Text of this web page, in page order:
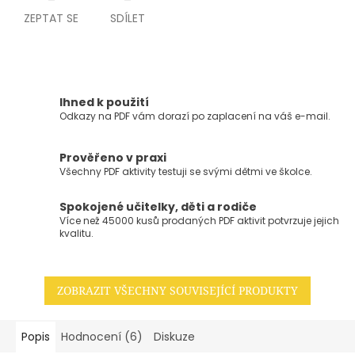
ZEPTAT SE SDÍLET
Ihned k použití
Odkazy na PDF vám dorazí po zaplacení na váš e-mail.
Prověřeno v praxi
Všechny PDF aktivity testuji se svými dětmi ve školce.
Spokojené učitelky, děti a rodiče
Více než 45000 kusů prodaných PDF aktivit potvrzuje jejich
kvalitu.
ZOBRAZIT VŠECHNY SOUVISEJÍCÍ PRODUKTY
Popis Hodnocení (6) Diskuze